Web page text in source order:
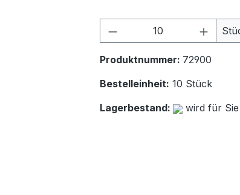
Produkt Anzahl:
Produktnummer: 72900
Bestelleinheit: 10 Stück
Lagerbestand:
wird für